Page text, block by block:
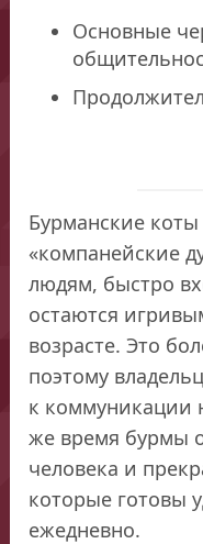
Основные
Бурманские
«компанейские
людям, быстро
остаются
возрасте. Это
поэтому
к коммуникации
же время бурмы
человека и
которые готовы
ежедневно.